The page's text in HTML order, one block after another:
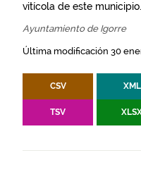
vitícola de este municipio.
Ayuntamiento de Igorre
Última modificación 30
CSV XML
TSV